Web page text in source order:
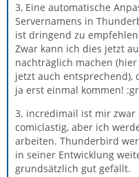
3, Eine automatische
Servernamens in
ist dringend zu
Zwar kann ich dies jetzt
nachträglich machen
jetzt auch entsprechend),
ja erst einmal kommen!
3. incredimail ist mir
comiclastig, aber ich
arbeiten. Thunderbird
in seiner Entwicklung
grundsätzlich gut gefällt.